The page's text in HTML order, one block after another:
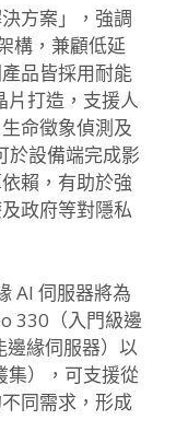
方案」，強調
構，兼顧低延
品皆採用耐能
片打造，支援人
命徵象偵測及
於設備端完成影
賴，有助於強
政府等對隱私
AI 伺服器將為
330（入門級邊
邊緣伺服器）以
集），可支援從
同需求，形成